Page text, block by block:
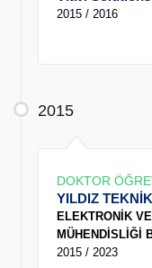
2015 / 2016
2015
DOKTOR
YILDIZ
ELEKTRONİK
MÜHENDİSLİĞİ
2015 / 2023